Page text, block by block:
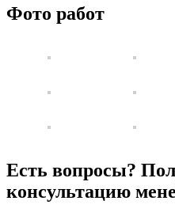
Фото работ
Есть вопросы?
консультацию